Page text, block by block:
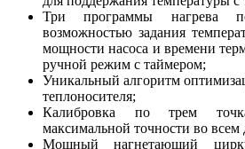
Три программы нагрева
возможностью задания
мощности насоса и времени
ручной режим с таймером;
Уникальный алгоритм
теплоносителя;
Калибровка по трем
максимальной точности во всем
Мощный нагнетающий